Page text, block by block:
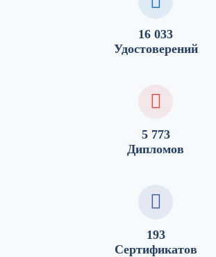
16 033
Удостоверений
5 773
Дипломов
193
Сертификатов